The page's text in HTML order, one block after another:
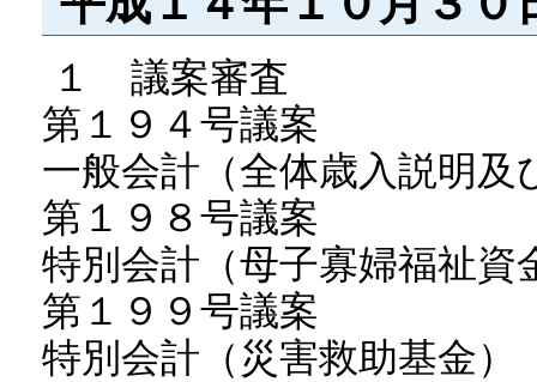
１ 議案審査
第１９４号議案
一般会計（全体歳入説明
第１９８号議案
特別会計（母子寡婦福祉資
第１９９号議案
特別会計（災害救助基金）